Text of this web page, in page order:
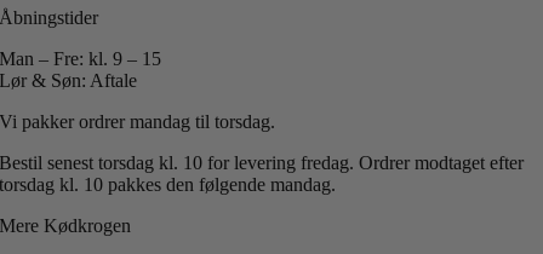
Åbningstider
Man – Fre: kl. 9 – 15
Lør & Søn: Aftale
Vi pakker ordrer mandag til torsdag.
Bestil senest torsdag kl. 10 for levering fredag.Ordrer modtaget efter
torsdag kl. 10 pakkes den følgende mandag.
Mere Kødkrogen